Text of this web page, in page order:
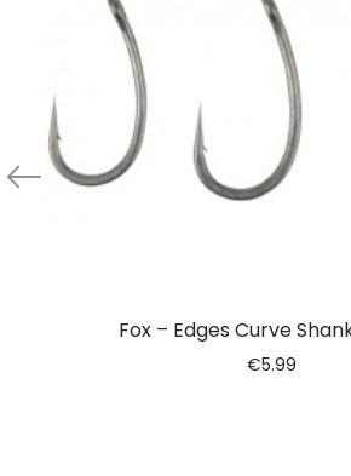
Fox – Edges Curve
€5.99